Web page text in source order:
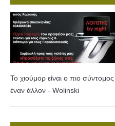
Το χιούμορ είναι ο πιο
έναν άλλον - Wolinski